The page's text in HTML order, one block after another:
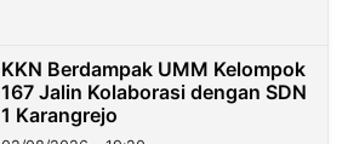
KKN Berdampak UMM Kelompok
167 Jalin Kolaborasi dengan SDN
1 Karangrejo